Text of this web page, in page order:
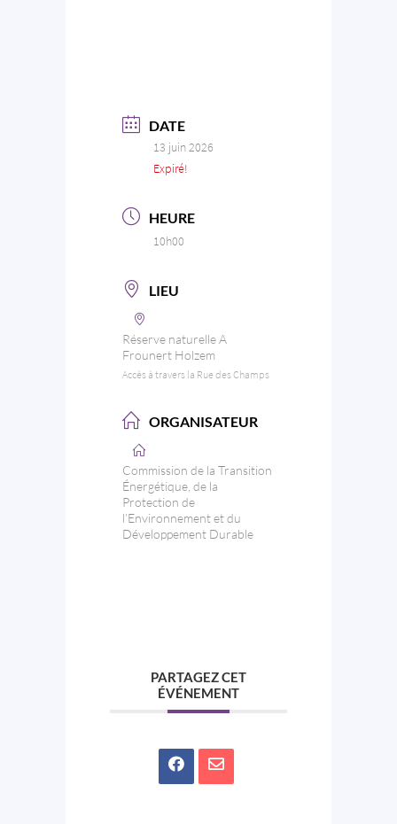
DATE
13 juin 2026
Expiré!
HEURE
10h00
LIEU
Réserve naturelle A
Frounert Holzem
Accès à travers la Rue des Champs
ORGANISATEUR
Commission de la Transition
Énergétique, de la
Protection de
l’Environnement et du
Développement Durable
PARTAGEZ CET
ÉVÉNEMENT